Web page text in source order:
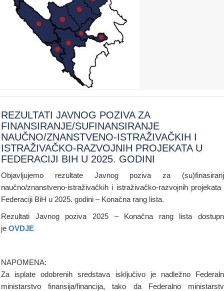
REZULTATI JAVNOG POZIVA ZA
FINANSIRANJE/SUFINANSIRANJE
NAUČNO/ZNANSTVENO-ISTRAŽIVAČKIH I
ISTRAŽIVAČKO-RAZVOJNIH PROJEKATA U
FEDERACIJI BIH U 2025. GODINI
Objavljujemo rezultate Javnog poziva za
naučno/znanstveno-istraživačkih i istraživačko-razvojnih projekata
Federaciji BiH u 2025. godini – Konačna rang lista.
Rezultati Javnog poziva 2025 – Konačna rang lista
je OVDJE
NAPOMENA:
Za isplate odobrenih sredstava isključivo je nadležno
ministarstvo finansija/financija, tako da Federalno